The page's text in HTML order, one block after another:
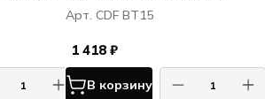
/
Boletus
Арт. CDF BT15
1 418 ₽
В корзину